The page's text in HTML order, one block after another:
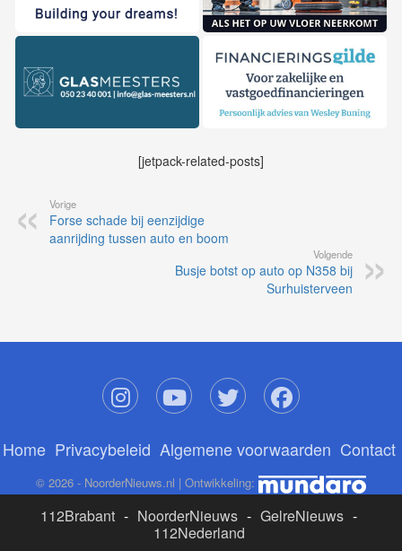
[jetpack-related-posts]
Vorige
Forse schade bij eenzijdige
aanrijding tussen auto en boom
Volgende
Busje botst op auto op N358 bij
Surhuisterveen
Home Privacybeleid Algemene voorwaarden Contact
© 2026 - NoorderNieuws.nl | Ontwikkeling:
112Brabant - NoorderNieuws - GelreNieuws -
112Nederland